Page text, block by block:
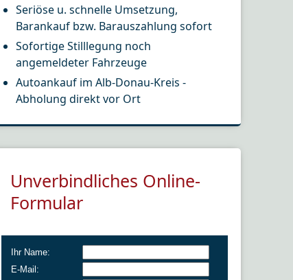
Seriöse u. schnelle Umsetzung,
Barankauf bzw. Barauszahlung sofort
Sofortige Stilllegung noch
angemeldeter Fahrzeuge
Autoankauf im Alb-Donau-Kreis -
Abholung direkt vor Ort
Unverbindliches Online-
Formular
Ihr Name:
E-Mail: